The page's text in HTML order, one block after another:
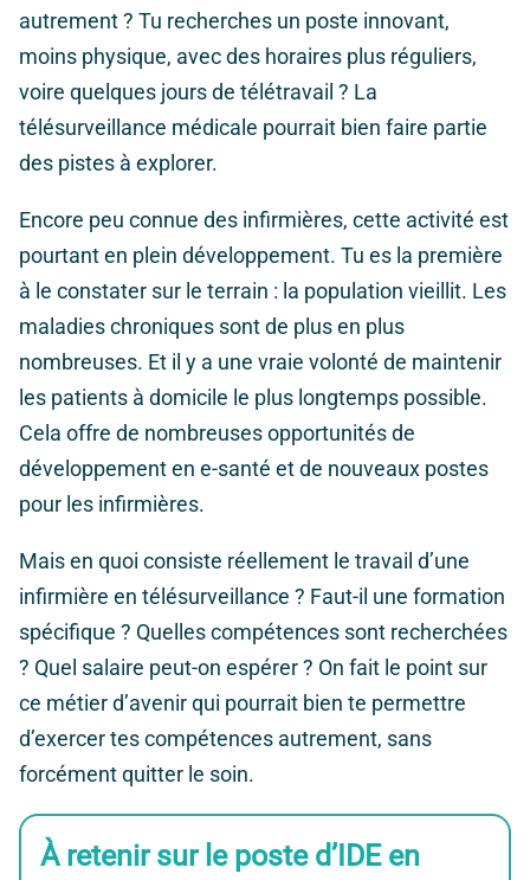
autrement ? Tu recherches un poste innovant,
moins physique, avec des horaires plus réguliers,
voire quelques jours de télétravail ? La
télésurveillance médicale pourrait bien faire partie
des pistes à explorer.
Encore peu connue des infirmières, cette activité est
pourtant en plein développement. Tu es la première
à le constater sur le terrain : la population vieillit. Les
maladies chroniques sont de plus en plus
nombreuses. Et il y a une vraie volonté de maintenir
les patients à domicile le plus longtemps possible.
Cela offre de nombreuses opportunités de
développement en e-santé et de nouveaux postes
pour les infirmières.
Mais en quoi consiste réellement le travail d’une
infirmière en télésurveillance ? Faut-il une formation
spécifique ? Quelles compétences sont recherchées
? Quel salaire peut-on espérer ? On fait le point sur
ce métier d’avenir qui pourrait bien te permettre
d’exercer tes compétences autrement, sans
forcément quitter le soin.
À retenirsur le poste d’IDE en